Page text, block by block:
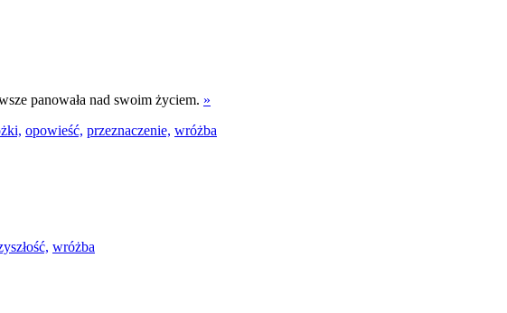
panowała nad swoim życiem. »
opowieść, przeznaczenie, wróżba
wróżba